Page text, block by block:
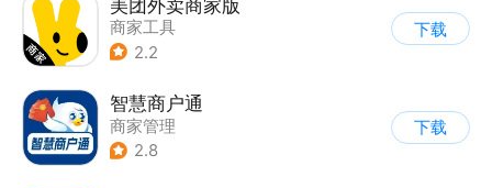
美团外卖商家版
商家工具
2.2
下载
智慧商户通
商家管理
2.8
下载